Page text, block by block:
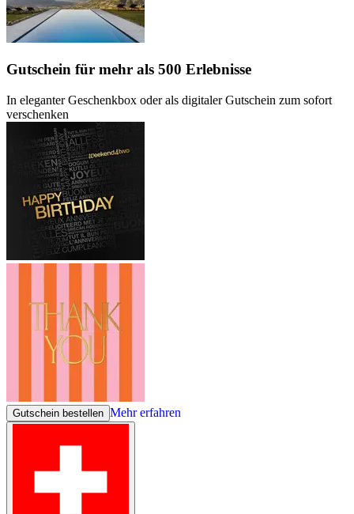
Gutschein für mehr als 500 Erlebnisse
In eleganter Geschenkbox oder als digitaler Gutschein zum sofort
verschenken
Gutschein bestellen Mehr erfahren